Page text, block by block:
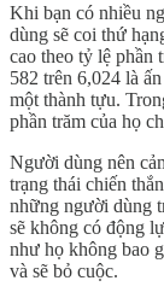
Khi bạn có nhiều
dùng sẽ coi thứ
cao theo tỷ lệ phần
582 trên 6,024 là
một thành tựu.
phần trăm của họ
Người dùng nên
trạng thái chiến
những người dùng
sẽ không có động
như họ không bao
và sẽ bỏ cuộc.